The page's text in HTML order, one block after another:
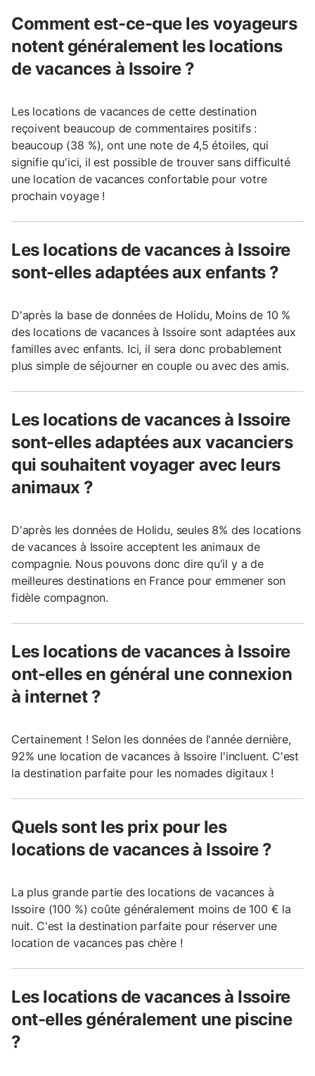
Comment est-ce-que les voyageurs
notent généralement les locations
de vacances à Issoire ?
Les locations de vacances de cette destination
reçoivent beaucoup de commentaires positifs :
beaucoup (38 %), ont une note de 4,5 étoiles, qui
signifie qu'ici, il est possible de trouver sans difficulté
une location de vacances confortable pour votre
prochain voyage !
Les locations de vacances à Issoire
sont-elles adaptées aux enfants ?
D'après la base de données de Holidu, Moins de 10 %
des locations de vacances à Issoire sont adaptées aux
familles avec enfants. Ici, il sera donc probablement
plus simple de séjourner en couple ou avec des amis.
Les locations de vacances à Issoire
sont-elles adaptées aux vacanciers
qui souhaitent voyager avec leurs
animaux ?
D'après les données de Holidu, seules 8% des locations
de vacances à Issoire acceptent les animaux de
compagnie. Nous pouvons donc dire qu'il y a de
meilleures destinations en France pour emmener son
fidèle compagnon.
Les locations de vacances à Issoire
ont-elles en général une connexion
à internet ?
Certainement ! Selon les données de l'année dernière,
92% une location de vacances à Issoire l'incluent. C'est
la destination parfaite pour les nomades digitaux !
Quels sont les prix pour les
locations de vacances à Issoire ?
La plus grande partie des locations de vacances à
Issoire (100 %) coûte généralement moins de 100 € la
nuit. C'est la destination parfaite pour réserver une
location de vacances pas chère !
Les locations de vacances à Issoire
ont-elles généralement une piscine
?